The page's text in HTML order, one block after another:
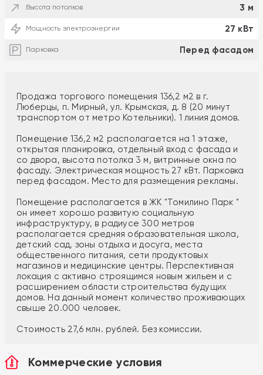
Высота потолков 3 м
Мощность электроэнергии 27 кВт
Парковка Перед фасадом
Продажа торгового помещения 136,2 м2 в г.
Люберцы, п. Мирный, ул. Крымская, д. 8 (20 минут
транспортом от метро Котельники). 1 линия домов.
Помещение 136,2 м2 располагается на 1 этаже,
открытая планировка, отдельный вход с фасада и
со двора, высота потолка 3 м, витринные окна по
фасаду. Электрическая мощность 27 кВт. Парковка
перед фасадом. Место для размещения рекламы.
Помещение располагается в ЖК "Томилино Парк "
он имеет хорошо развитую социальную
инфраструктуру, в радиусе 300 метров
располагается средняя образовательная школа,
детский сад, зоны отдыха и досуга, места
общественного питания, сети продуктовых
магазинов и медицинские центры. Перспективная
локация с активно строящимся новым жильем и с
расширением области строительства будущих
домов. На данный момент количество проживающих
свыше 20.000 человек.
Стоимость 27,6 млн. рублей. Без комиссии.
Коммерческие условия